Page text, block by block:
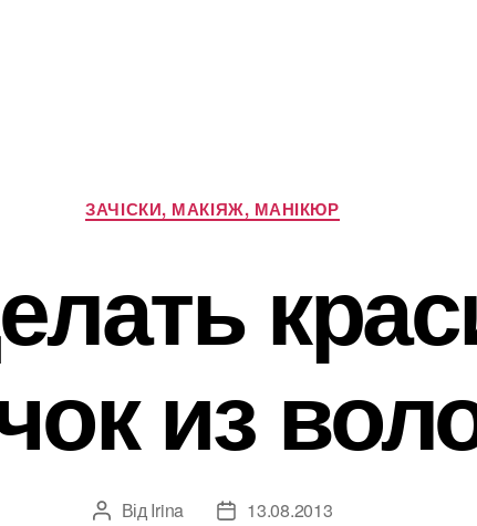
Категорії
ЗАЧІСКИ, МАКІЯЖ, МАНІКЮР
из
Автор
Від Irina
Дата13.08.2013